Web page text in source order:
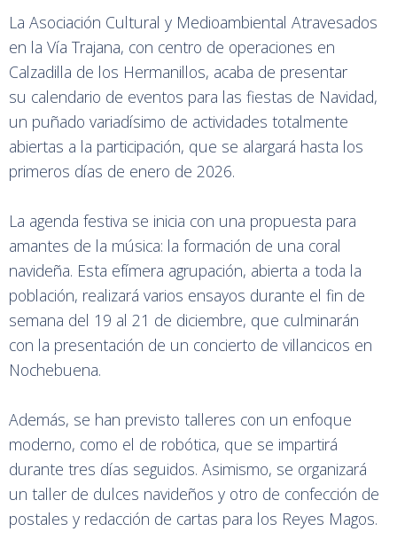
La Asociación Cultural y Medioambiental Atravesados
en la Vía Trajana, con centro de operaciones en
Calzadilla de los Hermanillos, acaba de presentar
su calendario de eventos para las fiestas de Navidad,
un puñado variadísimo de actividades totalmente
abiertas a la participación, que se alargará hasta los
primeros días de enero de 2026.
La agenda festiva se inicia con una propuesta para
amantes de la música: la formación de una coral
navideña. Esta efímera agrupación, abierta a toda la
población, realizará varios ensayos durante el fin de
semana del 19 al 21 de diciembre, que culminarán
con la presentación de un concierto de villancicos en
Nochebuena.
Además, se han previsto talleres con un enfoque
moderno, como el de robótica, que se impartirá
durante tres días seguidos. Asimismo, se organizará
un taller de dulces navideños y otro de confección de
postales y redacción de cartas para los Reyes Magos.